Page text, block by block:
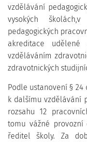
vzdělávání
vysokých
pedagogických
akreditace udělené
vzděláváním
zdravotnických
Podle ustanovení § 24
k dalšímu vzdělávání
rozsahu 12
tomu vážné provozní
ředitel školy. Za